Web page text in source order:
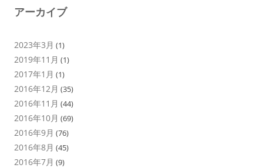
アーカイブ
2023年3月 (1)
2019年11月 (1)
2017年1月 (1)
2016年12月 (35)
2016年11月 (44)
2016年10月 (69)
2016年9月 (76)
2016年8月 (45)
2016年7月 (9)